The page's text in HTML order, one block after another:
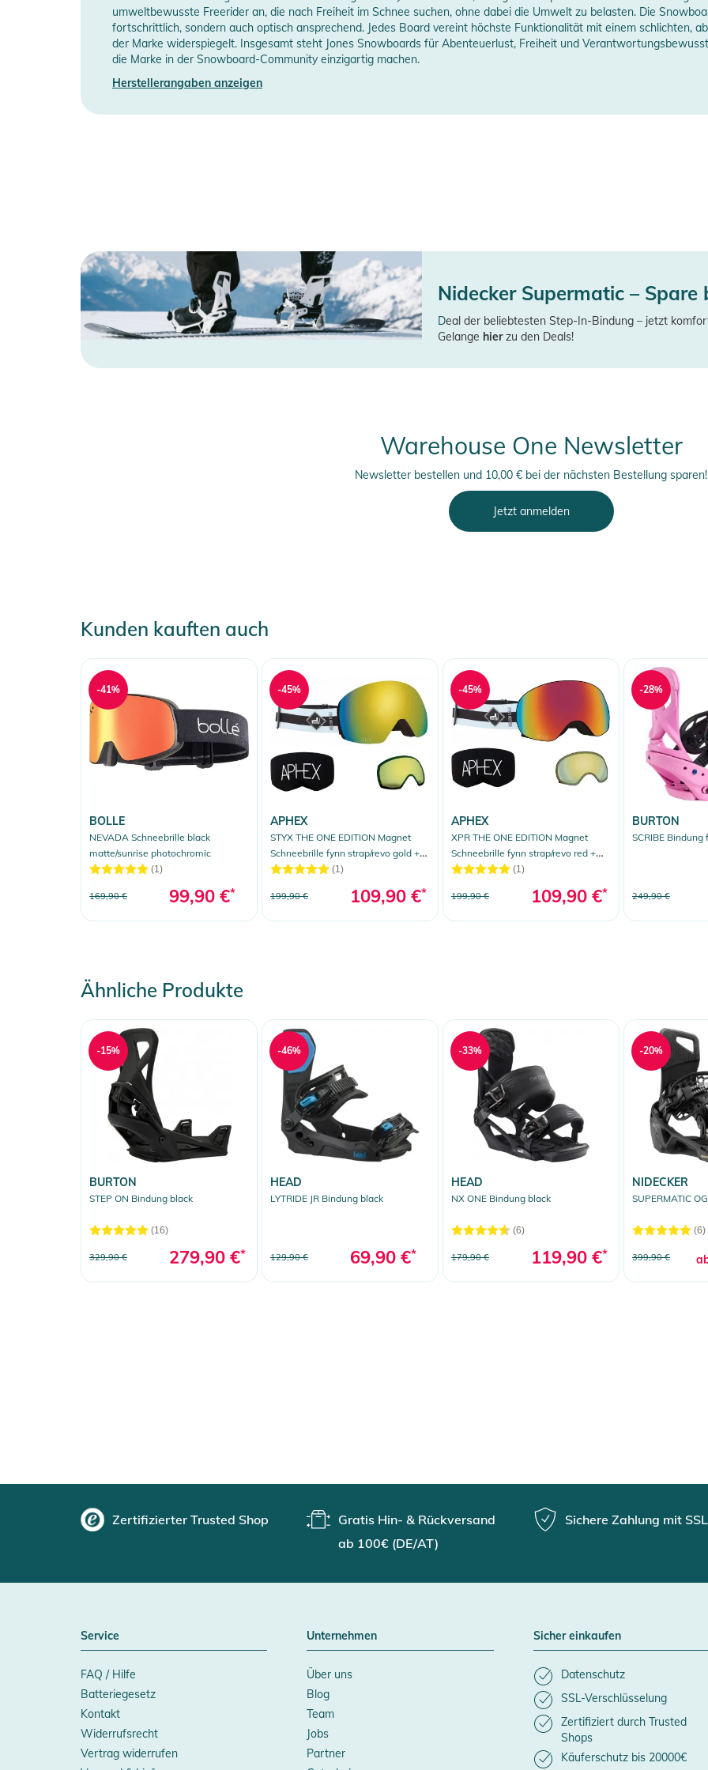
- Asym-Schnallen
- Werkzeuglose Riemenverstellung
- Hinge Connector Gurtbefestigung
- Vorgekrümmte Leitern
- Komfort-Schaumstoff-Fußkissen
- Hanger 2.0 - Nylon verstärkt mit 30% Glasfaser
- Highback Flex Bewertung: 5
Produktinformationen und Sicherheitshinweise
Gebrauchsanweisungen, Sicherheitshinweise und Warnungen finden Sie direkt am Produkt.
umweltbewusste Freerider an, die nach Freiheit im Schnee suchen, ohne dabei die Umwelt zu belasten. Die
fortschrittlich, sondern auch optisch ansprechend. Jedes Board vereint höchste Funktionalität mit einem schlichten,
der Marke widerspiegelt. Insgesamt steht Jones Snowboards für Abenteuerlust, Freiheit und
die Marke in der Snowboard-Community einzigartig machen.
Herstellerangaben anzeigen
Nidecker Supermatic – Spare
Deal der beliebtesten Step-In-Bindung – jetzt
Gelange hierzu den Deals!
Warehouse One Newsletter
Newsletter bestellen und 10,00 € bei der nächsten Bestellung sparen!
Jetzt anmelden
Kunden kauften auch
BOLLE
NEVADA Schneebrille black
matte/sunrise photochromic
(1)
169,90 € 99,90 €*
-41%
APHEX
STYX THE ONE EDITION Magnet
Schneebrille fynn strap/revo gold +
Zusatzglas yellow
(1)
199,90 € 109,90 €*
-45%
APHEX
XPR THE ONE EDITION Magnet
Schneebrille fynn strap/revo red +
Zusatzglas yellow
(1)
199,90 € 109,90 €*
-45%
BURTON
SCRIBE Bindung
249,90 €
-28%
Ähnliche Produkte
BURTON
STEP ON Bindung black
(16)
329,90 € 279,90 €*
-15%
HEAD
LYTRIDE JR Bindung black
129,90 € 69,90 €*
-46%
HEAD
NX ONE Bindung black
(6)
179,90 € 119,90 €*
-33%
NIDECKER
SUPERMATIC
(6)
399,90 €
-20%
Zertifizierter Trusted Shop
Gratis Hin- & Rückversand
ab 100€ (DE/AT)
Sichere Zahlung mit SSL
Service
FAQ / Hilfe
Batteriegesetz
Kontakt
Widerrufsrecht
Vertrag widerrufen
Unternehmen
Über uns
Blog
Team
Jobs
Partner
Sicher einkaufen
Datenschutz
SSL-Verschlüsselung
Zertifiziert durch Trusted
Shops
Käuferschutz bis 20000€